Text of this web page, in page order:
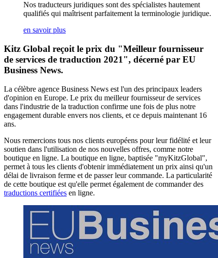
Nos traducteurs juridiques sont des spécialistes hautement
qualifiés qui maîtrisent parfaitement la terminologie juridique.
en savoir plus
Kitz Global reçoit le prix du "Meilleur fournisseur
de services de traduction 2021", décerné par EU
Business News.
La célèbre agence Business News est l'un des principaux leaders
d'opinion en Europe. Le prix du meilleur fournisseur de services
dans l'industrie de la traduction confirme une fois de plus notre
engagement durable envers nos clients, et ce depuis maintenant 16
ans.
Nous remercions tous nos clients européens pour leur fidélité et leur
soutien dans l'utilisation de nos nouvelles offres, comme notre
boutique en ligne. La boutique en ligne, baptisée "myKitzGlobal",
permet à tous les clients d'obtenir immédiatement un prix ainsi qu'un
délai de livraison ferme et de passer leur commande. La particularité
de cette boutique est qu'elle permet également de commander des
traductions certifiées en ligne.